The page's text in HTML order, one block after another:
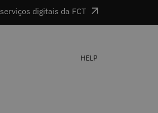
serviços digitais da FCT
HELP